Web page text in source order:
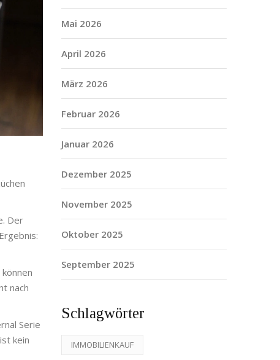
Der
nach
Serie
kein
Mai 2026
April 2026
März 2026
Februar 2026
Januar 2026
Dezember 2025
November 2025
Oktober 2025
September 2025
Schlagwörter
IMMOBILIENKAUF